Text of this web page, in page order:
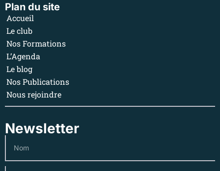
Plan du site
Accueil
Le club
Nos Formations
L’Agenda
Le blog
Nos Publications
Nous rejoindre
Newsletter